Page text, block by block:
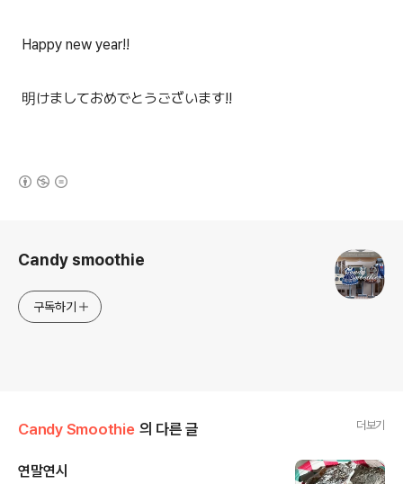
Happy new year!!
明けましておめでとうございます!!
Candy smoothie
구독하기
Candy Smoothie 의 다른 글 더보기
연말연시